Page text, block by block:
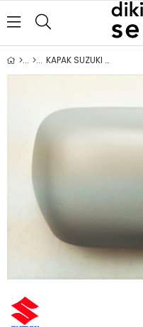
KAPAK SUZUKI GRAND VITARA 2005-2009 ASTARLI SOL